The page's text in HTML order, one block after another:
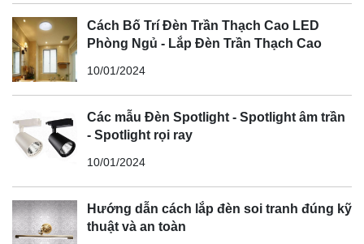
Cách Bố Trí Đèn Trần Thạch Cao LED
Phòng Ngủ - Lắp Đèn Trần Thạch Cao
10/01/2024
Các mẫu Đèn Spotlight - Spotlight âm trần
- Spotlight rọi ray
10/01/2024
Hướng dẫn cách lắp đèn soi tranh đúng kỹ
thuật và an toàn